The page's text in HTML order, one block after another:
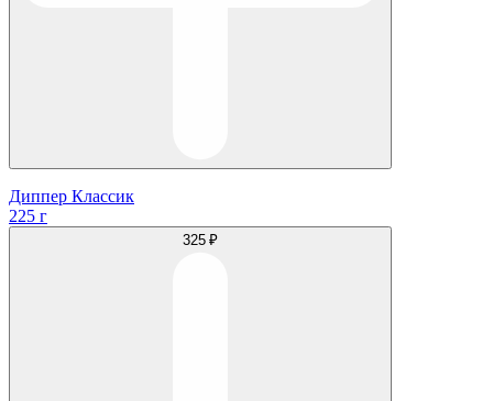
Диппер Классик
225 г
325 ₽